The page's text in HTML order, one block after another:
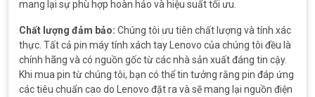
mang lại sự phù hợp hoàn hảo và hiệu suất tối ưu.
Chất lượng đảm bảo: Chúng tôi ưu tiên chất lượng và tính xác
thực. Tất cả pin máy tính xách tay Lenovo của chúng tôi đều là
chính hãng và có nguồn gốc từ các nhà sản xuất đáng tin cậy.
Khi mua pin từ chúng tôi, bạn có thể tin tưởng rằng pin đáp ứng
các tiêu chuẩn cao do Lenovo đặt ra và sẽ mang lại nguồn điện